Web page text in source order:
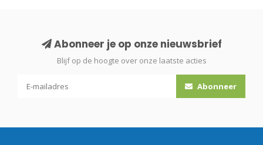
Abonneer je op onze nieuwsbrief
Blijf op de hoogte over onze laatste acties
Abonneer